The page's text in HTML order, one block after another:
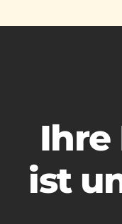
Ihre
ist